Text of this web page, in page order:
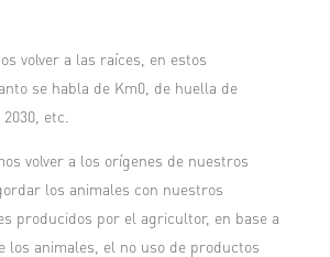
volver a las raíces, en estos
se habla de Km0, de huella de
etc.
volver a los orígenes de nuestros
los animales con nuestros
producidos por el agricultor, en base a
los animales, el no uso de productos